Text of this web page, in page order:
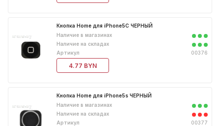
Кнопка Home для iPhone5C ЧЕРНЫЙ
Наличие в магазинах
Наличие на складах
Артикул
00376
4.77 BYN
Кнопка Home для iPhone5s ЧЕРНЫЙ
Наличие в магазинах
Наличие на складах
Артикул
00377